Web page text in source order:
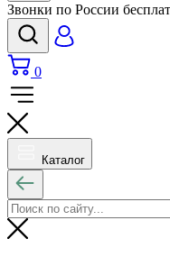
Звонки по России
0
Каталог